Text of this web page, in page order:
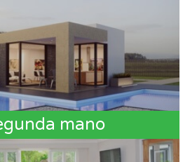
mano